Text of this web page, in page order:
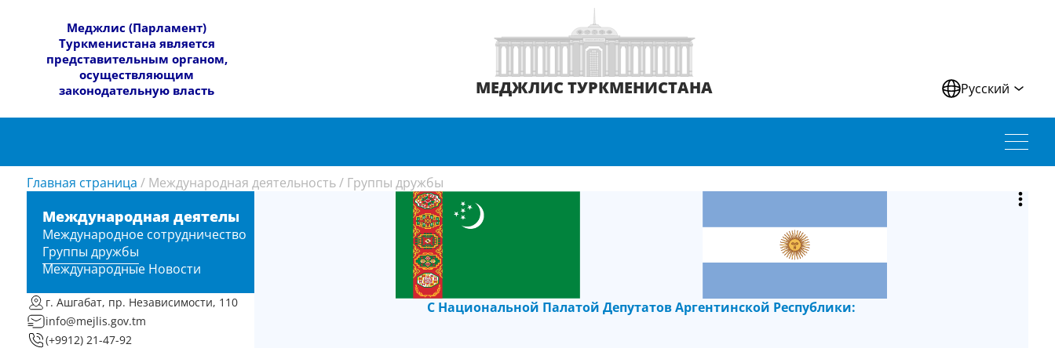
​Меджлис (Парламент)
Туркменистана является
представительным органом,
осуществляющим
законодательную власть
МЕДЖЛИС ТУРКМЕНИСТАНА Русский
Главная страница / Международная деятельность / Группы дружбы
Международная деятельность
Международное сотрудничество
Группы дружбы
Международные Новости
г. Ашгабат, пр. Независимости, 110
info@mejlis.gov.tm
(+9912) 21-47-92
С Национальной Палатой Депутатов Аргентинской Республики: